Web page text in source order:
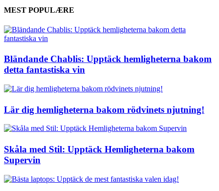
MEST POPULÆRE
Bländande Chablis: Upptäck hemligheterna bakom
detta fantastiska vin
Lär dig hemligheterna bakom rödvinets njutning!
Skåla med Stil: Upptäck Hemligheterna bakom
Supervin